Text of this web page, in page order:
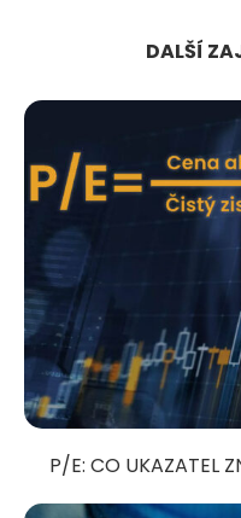
DALŠÍ
P/E: CO UKAZATEL